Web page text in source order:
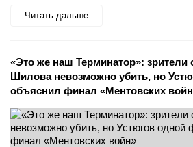
Читать дальше
«Это же наш Терминатор»: зрители
Шилова невозможно убить, но
объяснил финал «Ментовских